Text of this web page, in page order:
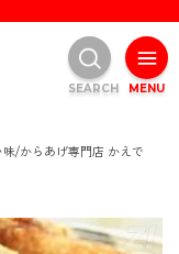
/からあげ専門店 かえで
MENU
SEARCH